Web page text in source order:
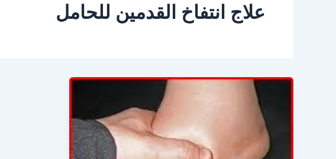
علاج انتفاخ القدمين للحامل